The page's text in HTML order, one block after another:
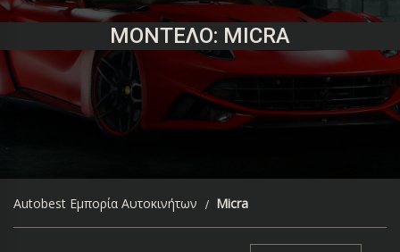
ΜΟΝΤΈΛΟ: MICRA
Autobest Εμπορία Αυτοκινήτων Micra